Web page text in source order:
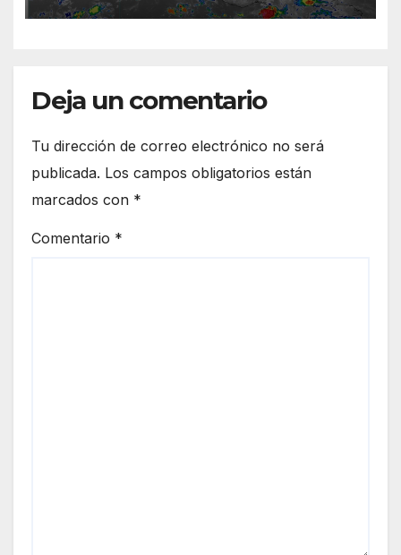
Deja un comentario
Tu dirección de correo electrónico no será
publicada. Los campos obligatorios están
marcados con *
Comentario *